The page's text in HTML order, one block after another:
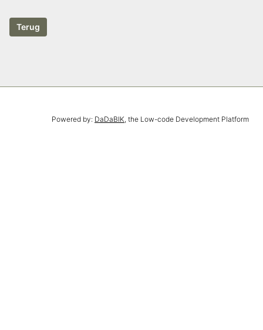
Powered by: DaDaBIK, the Low-code Development Platform